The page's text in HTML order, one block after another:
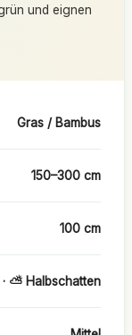
und eignen
Gras / Bambus
150–300 cm
100 cm
⛅ Halbschatten